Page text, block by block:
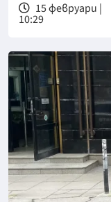
15 февруари |
10:29